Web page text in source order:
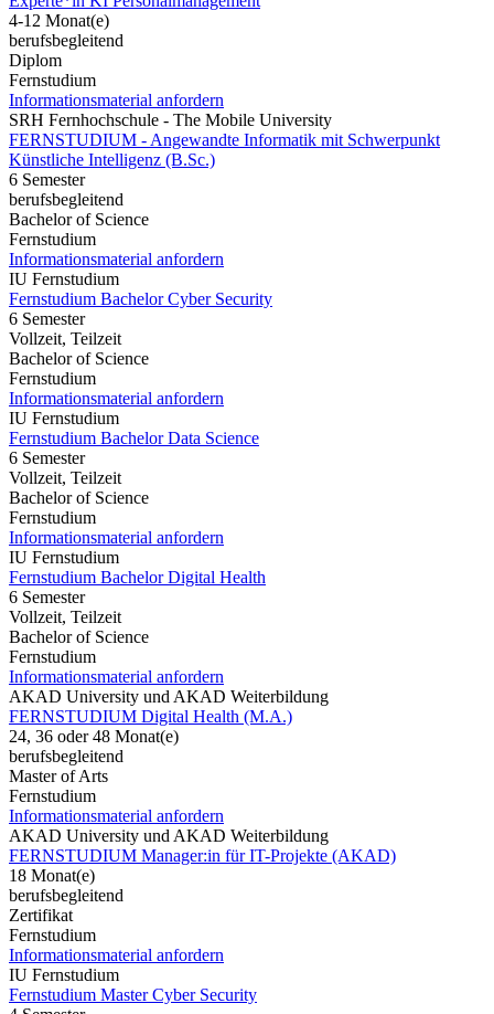
4-12 Monat(e)
berufsbegleitend
Diplom
Fernstudium
Informationsmaterial anfordern
SRH Fernhochschule - The Mobile University
FERNSTUDIUM - Angewandte Informatik mit Schwerpunkt
Künstliche Intelligenz (B.Sc.)
6 Semester
berufsbegleitend
Bachelor of Science
Fernstudium
Informationsmaterial anfordern
IU Fernstudium
Fernstudium Bachelor Cyber Security
6 Semester
Vollzeit, Teilzeit
Bachelor of Science
Fernstudium
Informationsmaterial anfordern
IU Fernstudium
Fernstudium Bachelor Data Science
6 Semester
Vollzeit, Teilzeit
Bachelor of Science
Fernstudium
Informationsmaterial anfordern
IU Fernstudium
Fernstudium Bachelor Digital Health
6 Semester
Vollzeit, Teilzeit
Bachelor of Science
Fernstudium
Informationsmaterial anfordern
AKAD University und AKAD Weiterbildung
FERNSTUDIUM Digital Health (M.A.)
24, 36 oder 48 Monat(e)
berufsbegleitend
Master of Arts
Fernstudium
Informationsmaterial anfordern
AKAD University und AKAD Weiterbildung
FERNSTUDIUM Manager:in für IT-Projekte (AKAD)
18 Monat(e)
berufsbegleitend
Zertifikat
Fernstudium
Informationsmaterial anfordern
IU Fernstudium
Fernstudium Master Cyber Security